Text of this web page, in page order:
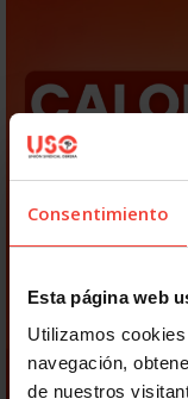
Consentimiento
Esta página web
Utilizamos
navegación,
de nuestros